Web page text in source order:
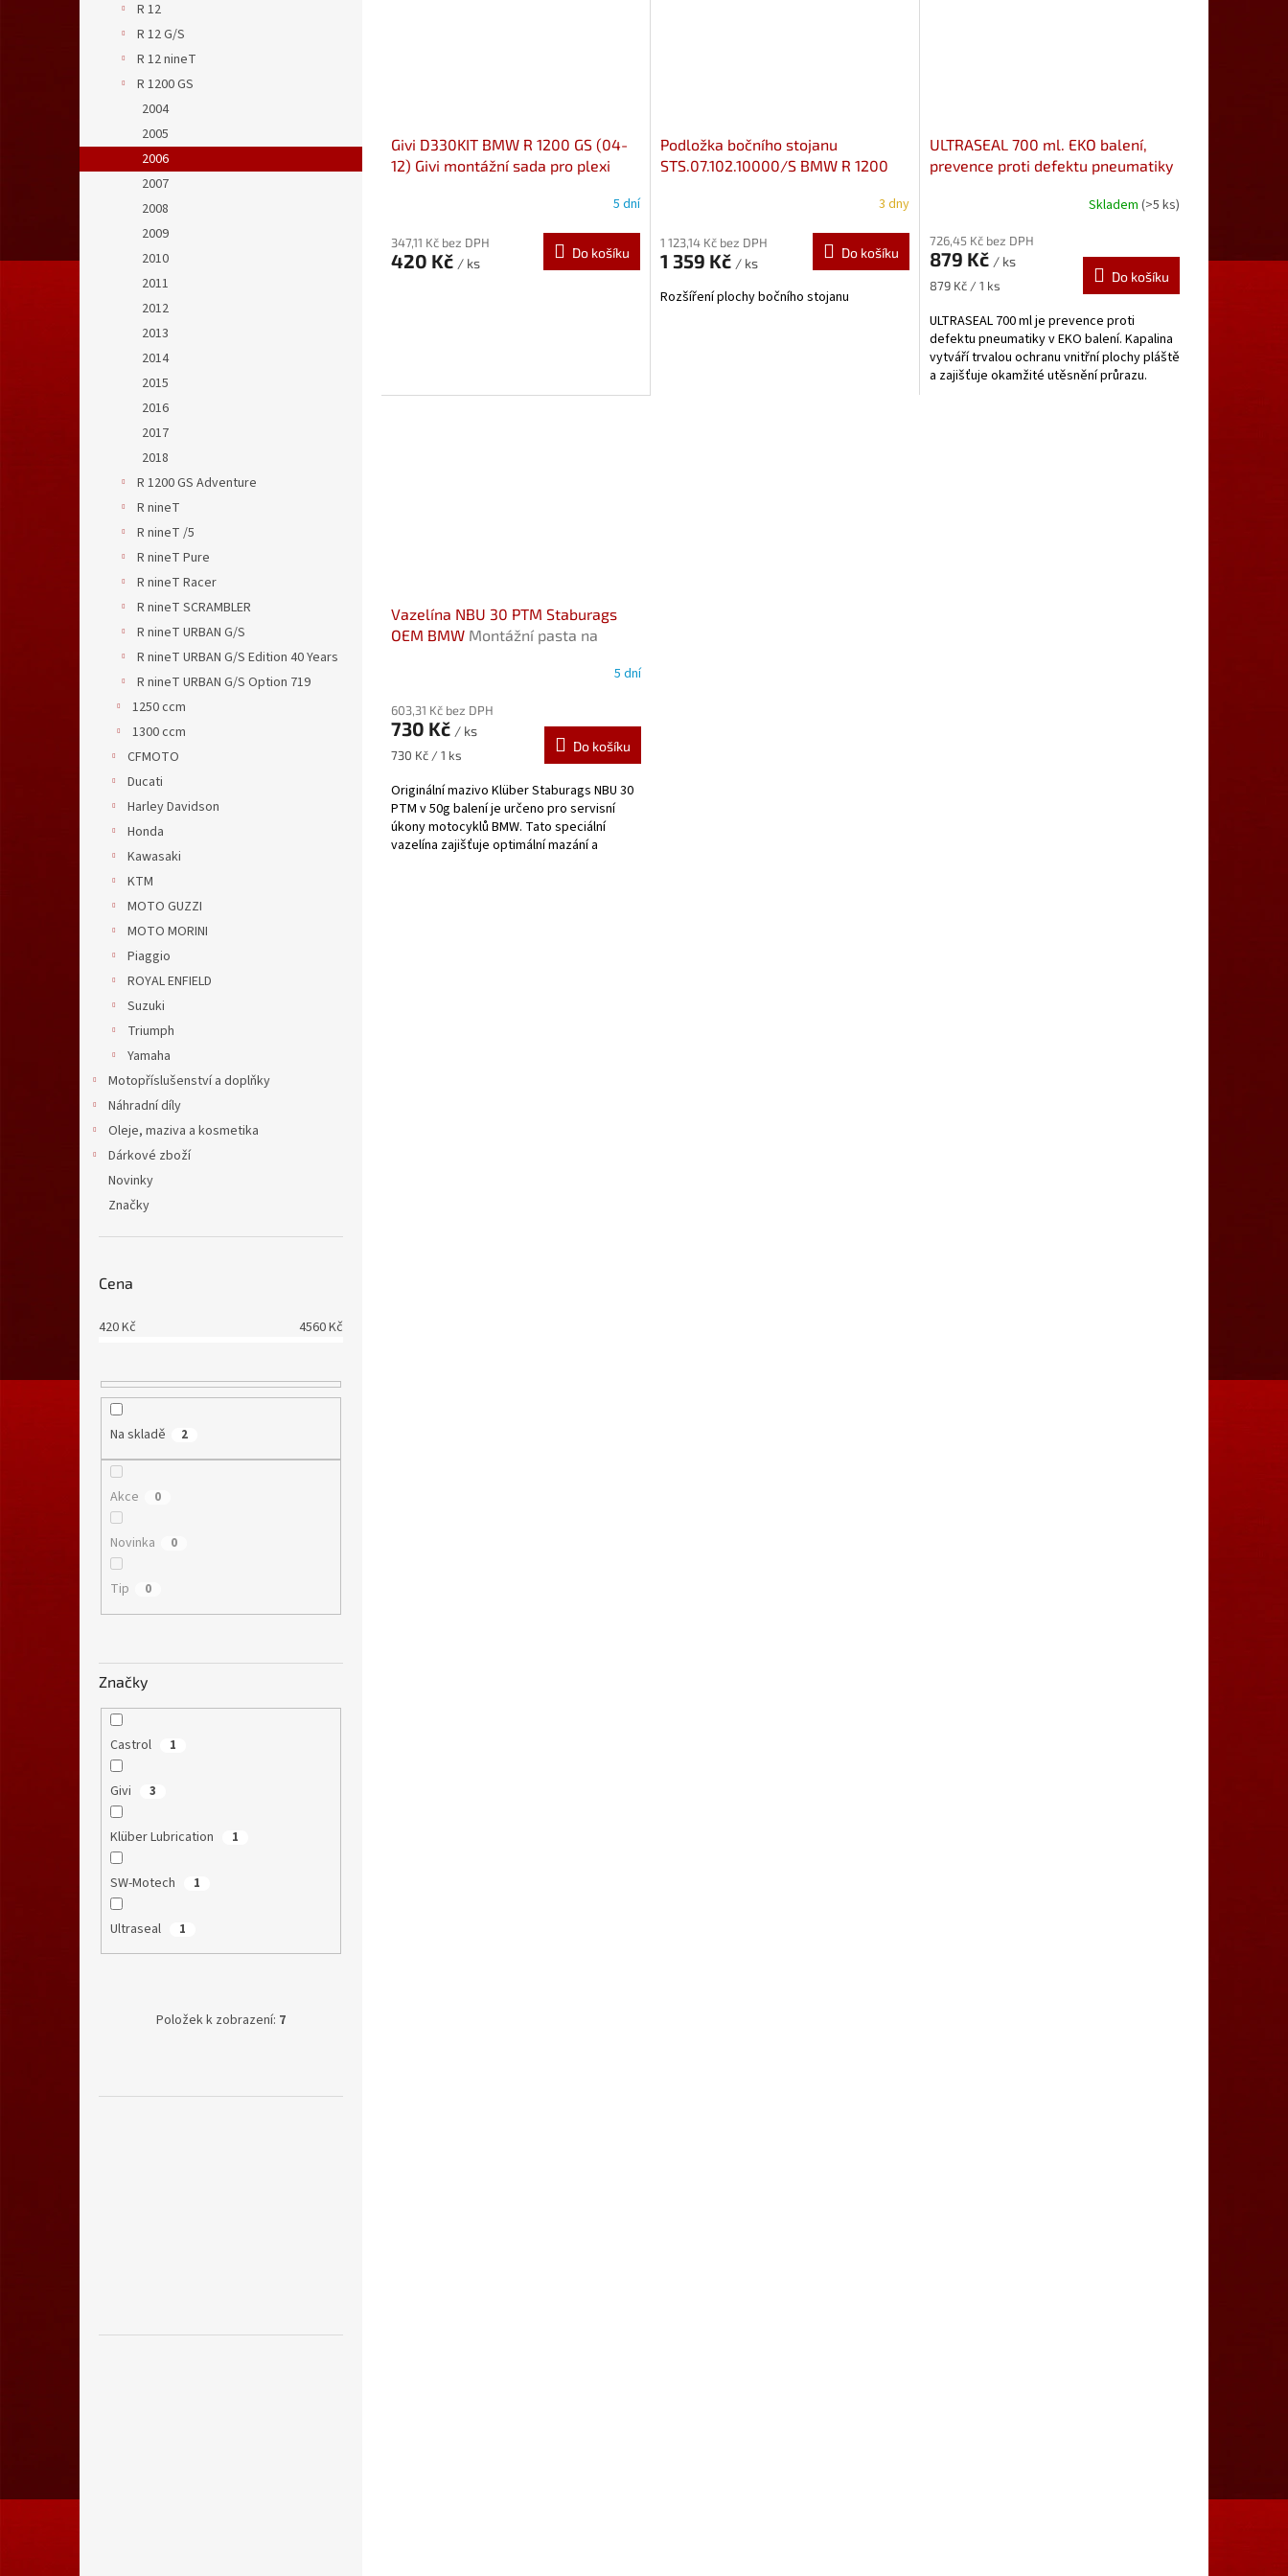
R 12
R 12 G/S
R 12 nineT
R 1200 GS
2004
2005
2006
2007
2008
2009
2010
2011
2012
2013
2014
2015
2016
2017
2018
R 1200 GS Adventure
R nineT
R nineT /5
R nineT Pure
R nineT Racer
R nineT SCRAMBLER
R nineT URBAN G/S
R nineT URBAN G/S Edition 40 Years
R nineT URBAN G/S Option 719
1250 ccm
1300 ccm
CFMOTO
Ducati
Harley Davidson
Honda
Kawasaki
KTM
MOTO GUZZI
MOTO MORINI
Piaggio
ROYAL ENFIELD
Suzuki
Triumph
Yamaha
Motopříslušenství a doplňky
Náhradní díly
Oleje, maziva a kosmetika
Dárkové zboží
Novinky
Značky
Cena
420Kč 4560Kč
Na skladě 2
Akce 0
Novinka 0
Tip 0
Značky
Castrol 1
Givi 3
Klüber Lubrication 1
SW-Motech 1
Ultraseal 1
Položek k zobrazení: 7
Givi D330KIT BMW R 1200 GS (04-
12) Givi montážní sada pro plexi
5 dní
347,11 Kč bez DPH
420 Kč / ks
Do košíku
Podložka bočního stojanu
STS.07.102.10000/S BMW R 1200
3 dny
1 123,14 Kč bez DPH
1 359 Kč / ks
Do košíku
Rozšíření plochy bočního stojanu
ULTRASEAL 700 ml. EKO balení,
prevence proti defektu pneumatiky
Skladem (>5 ks)
726,45 Kč bez DPH
879 Kč / ks
Měrná
879 Kč / 1 ks
Do košíku
ULTRASEAL 700 ml je prevence proti
defektu pneumatiky v EKO balení. Kapalina
vytváří trvalou ochranu vnitřní plochy pláště
a zajišťuje okamžité utěsnění průrazu.
Vazelína NBU 30 PTM Staburags
OEM BMW Montážní pasta na
5 dní
603,31 Kč bez DPH
730 Kč / ks
Měrná
730 Kč / 1 ks
Do košíku
Originální mazivo Klüber Staburags NBU 30
PTM v 50g balení je určeno pro servisní
úkony motocyklů BMW. Tato speciální
vazelína zajišťuje optimální mazání a